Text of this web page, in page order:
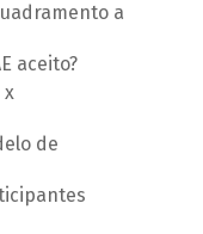
a
aceito?
x
de